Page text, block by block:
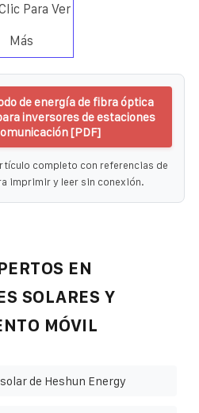
Para Ver
Más
de energía de fibra óptica
inversores de estaciones
[PDF]
completo con referencias de
imprimir y leer sin conexión.
EN
SOLARES Y
MÓVIL
de Heshun Energy